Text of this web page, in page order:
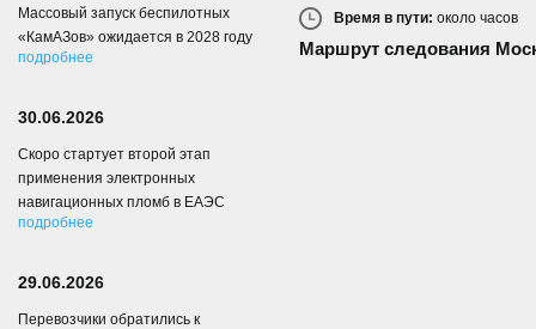
Время в пути: около часов
Маршрут следования
Массовый запуск беспилотных
«КамАЗов» ожидается в 2028 году
подробнее
30.06.2026
Скоро стартует второй этап
применения электронных
навигационных пломб в ЕАЭС
подробнее
29.06.2026
Перевозчики обратились к